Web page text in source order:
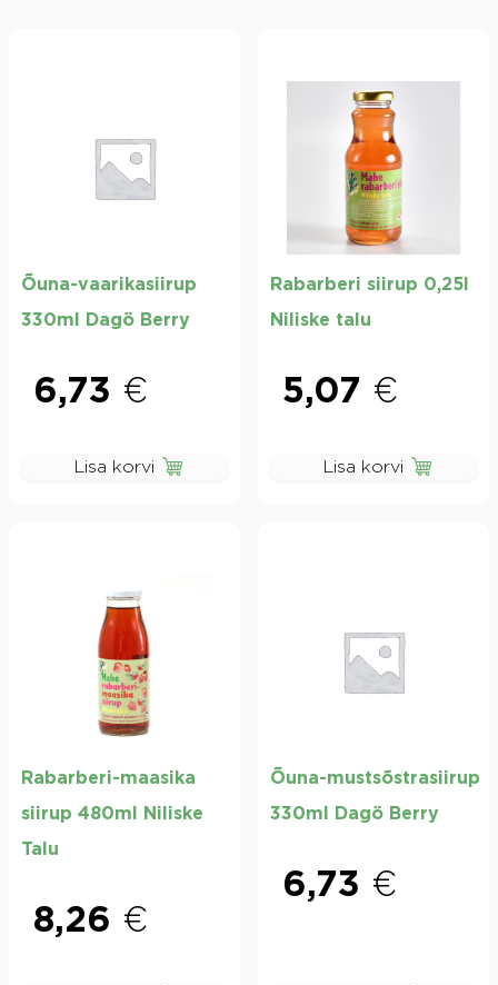
Õuna-vaarikasiirup
330ml Dagö Berry
6,73 €
Lisa korvi
Rabarberi siirup 0,25l
Niliske talu
5,07 €
Lisa korvi
Rabarberi-maasika
siirup 480ml Niliske
Talu
8,26 €
Õuna-mustsõstrasiirup
330ml Dagö Berry
6,73 €